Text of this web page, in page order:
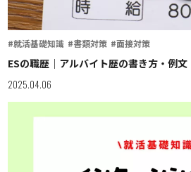
#就活基礎知識 #書類対策 #面接対策
ESの職歴｜アルバイト歴の書き方・例
2025.04.06